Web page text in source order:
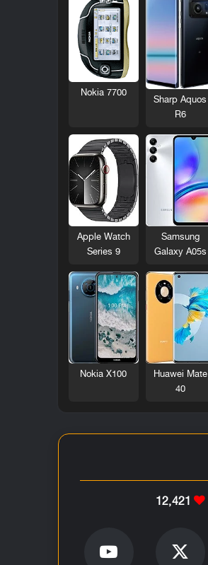
Sharp Aquos
R6
Nokia 7700
Samsung
Galaxy A05s
Apple Watch
Series 9
Huawei Mate
40
Nokia X100
12٬421